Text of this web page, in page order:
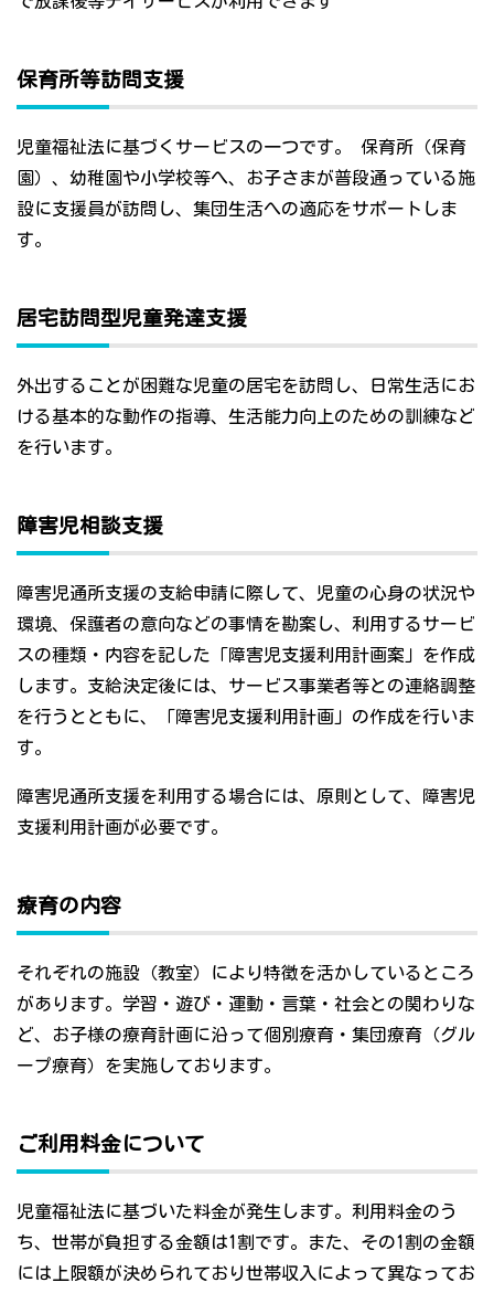
保育所等訪問支援
児童福祉法に基づくサービスの一つです。 保育所（保育
園）、幼稚園や小学校等へ、お子さまが普段通っている施
設に支援員が訪問し、集団生活への適応をサポートしま
す。
居宅訪問型児童発達支援
外出することが困難な児童の居宅を訪問し、日常生活にお
ける基本的な動作の指導、生活能力向上のための訓練など
を行います。
障害児相談支援
障害児通所支援の支給申請に際して、児童の心身の状況や
環境、保護者の意向などの事情を勘案し、利用するサービ
スの種類・内容を記した「障害児支援利用計画案」を作成
します。支給決定後には、サービス事業者等との連絡調整
を行うとともに、「障害児支援利用計画」の作成を行いま
す。
障害児通所支援を利用する場合には、原則として、障害児
支援利用計画が必要です。
療育の内容
それぞれの施設（教室）により特徴を活かしているところ
があります。学習・遊び・運動・言葉・社会との関わりな
ど、お子様の療育計画に沿って個別療育・集団療育（グル
ープ療育）を実施しております。
ご利用料金について
児童福祉法に基づいた料金が発生します。利用料金のう
ち、世帯が負担する金額は1割です。また、その1割の金額
には上限額が決められており世帯収入によって異なってお